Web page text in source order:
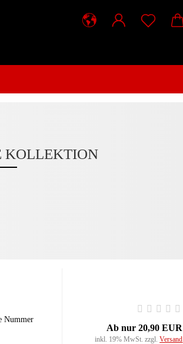
KOLLEKTION
Nummer
Ab nur 20,90 EUR
inkl. 19% MwSt. zzgl.Versand